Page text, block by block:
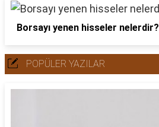
Borsayı yenen hisseler nelerdir?
POPÜLER YAZILAR